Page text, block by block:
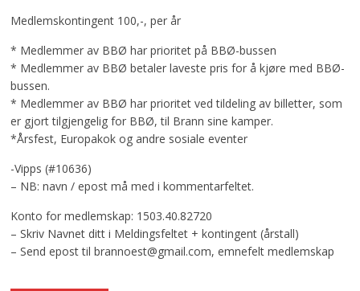
Medlemskontingent 100,-, per år
* Medlemmer av BBØ har prioritet på BBØ-bussen
* Medlemmer av BBØ betaler laveste pris for å kjøre med BBØ-
bussen.
* Medlemmer av BBØ har prioritet ved tildeling av billetter, som
er gjort tilgjengelig for BBØ, til Brann sine kamper.
*Årsfest, Europakok og andre sosiale eventer
-Vipps (#10636)
– NB: navn / epost må med i kommentarfeltet.
Konto for medlemskap: 1503.40.82720
– Skriv Navnet ditt i Meldingsfeltet + kontingent (årstall)
– Send epost til brannoest@gmail.com, emnefelt medlemskap